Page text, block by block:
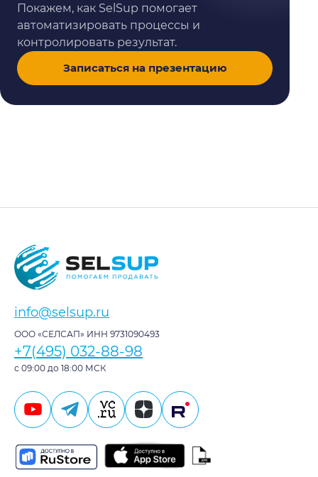
Покажем, как SelSup помогает
автоматизировать процессы и
контролировать результат.
Записаться на презентацию
info@selsup.ru
ООО «СЕЛСАП» ИНН 9731090493
+7(495) 032-88-98
с 09:00 до 18:00 МСК